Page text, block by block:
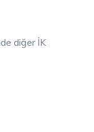
diğer İK